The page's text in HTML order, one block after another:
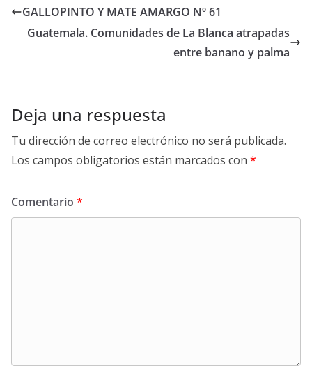
GALLOPINTO Y MATE AMARGO Nº 61
Guatemala. Comunidades de La Blanca atrapadas
entre banano y palma
Deja una respuesta
Tu dirección de correo electrónico no será publicada.
Los campos obligatorios están marcados con *
Comentario *